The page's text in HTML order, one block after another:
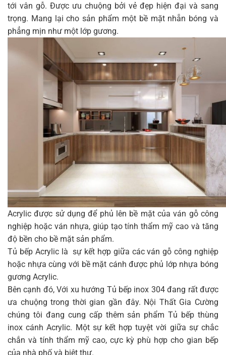
tới vân gỗ. Được ưu chuộng bởi vẻ đẹp hiện đại và sang
trọng. Mang lại cho sản phẩm một bề mặt nhẵn bóng và
phẳng mịn như một lớp gương.
Acrylic được sử dụng để phủ lên bề mặt của ván gỗ công
nghiệp hoặc ván nhựa, giúp tạo tính thẩm mỹ cao và tăng
độ bền cho bề mặt sản phẩm.
Tủ bếp Acrylic là sự kết hợp giữa các ván gỗ công nghiệp
hoặc nhựa cùng với bề mặt cánh được phủ lớp nhựa bóng
gương Acrylic.
Bên cạnh đó, Với xu hướng Tủ bếp inox 304 đang rất được
ưa chuộng trong thời gian gần đây. Nội Thất Gia Cường
chúng tôi đang cung cấp thêm sản phẩm Tủ bếp thùng
inox cánh Acrylic. Một sự kết hợp tuyệt vời giữa sự chắc
chắn và tính thẩm mỹ cao, cực kỳ phù hợp cho gian bếp
của nhà phố và biệt thự.